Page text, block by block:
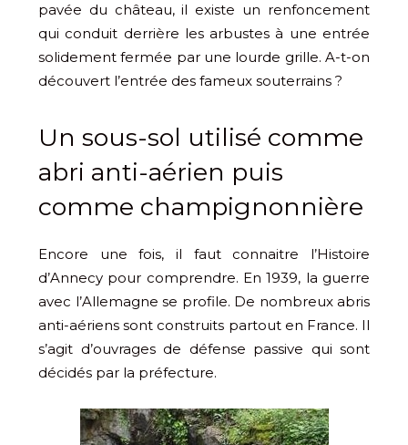
pavée du château, il existe un renfoncement
qui conduit derrière les arbustes à une entrée
solidement fermée par une lourde grille. A-t-on
découvert l’entrée des fameux souterrains ?
Un sous-sol utilisé comme
abri anti-aérien puis
comme champignonnière
Encore une fois, il faut connaitre l’Histoire
d’Annecy pour comprendre. En 1939, la guerre
avec l’Allemagne se profile. De nombreux abris
anti-aériens sont construits partout en France. Il
s’agit d’ouvrages de défense passive qui sont
décidés par la préfecture.